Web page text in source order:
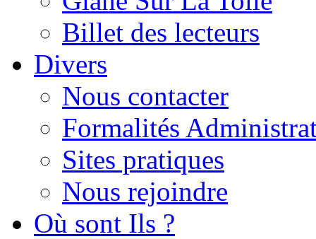
Billet des lecteurs
Divers
Nous contacter
Formalités
Sites pratiques
Nous rejoindre
Où sont Ils ?